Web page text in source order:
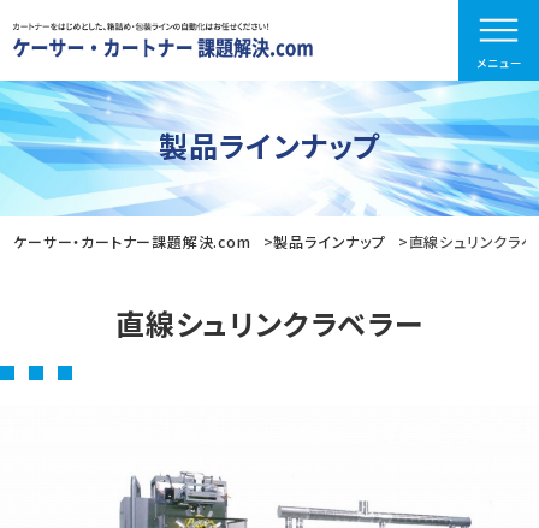
製品ラインナップ
ケーサー・カートナー課題解決.com 製品ラインナップ 直線シュリンクラ
直線シュリンクラベラー